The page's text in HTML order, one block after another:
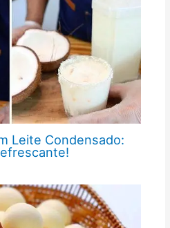
Leite Condensado: